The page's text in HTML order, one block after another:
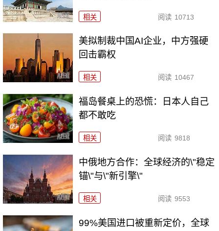
相关 阅读 10713
美拟制裁中国AI企业，中方强硬
回击霸权
相关 阅读 10467
福岛餐桌上的恐慌：日本人自己
都不敢吃
相关 阅读 9818
中俄地方合作：全球经济的\"稳定
锚\"与\"新引擎\"
相关 阅读 9553
99%美国进口被重新定价，全球